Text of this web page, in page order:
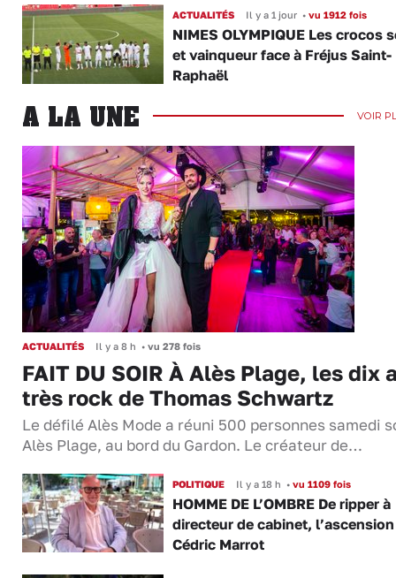
ACTUALITÉS Il y a 1 jour •vu 1912 fois
NIMES OLYMPIQUE Les crocos
et vainqueur face à Fréjus Saint-
Raphaël
A LA UNE VOIR
ACTUALITÉS Il y a 8 h • vu 278 fois
FAIT DU SOIR À Alès Plage, les dix
très rock de Thomas Schwartz
Le défilé Alès Mode a réuni 500 personnes samedi
Alès Plage, au bord du Gardon. Le créateur de…
POLITIQUE Il y a 18 h •vu 1109 fois
HOMME DE L’OMBRE De ripper à
directeur de cabinet,
Cédric Marrot